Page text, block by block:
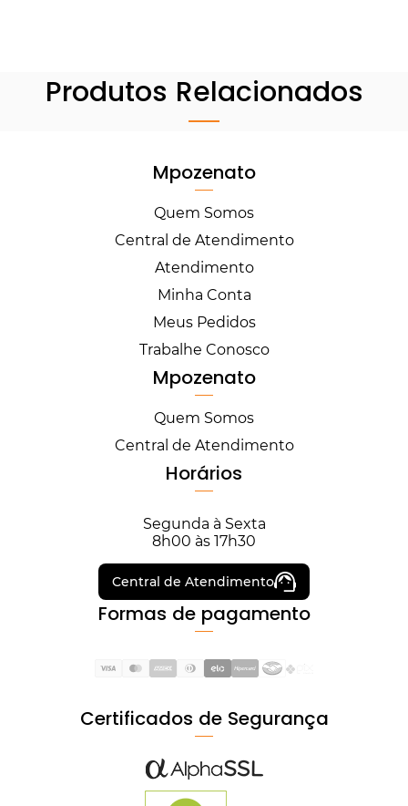
Produtos Relacionados
Mpozenato
Quem Somos
Central de Atendimento
Atendimento
Minha Conta
Meus Pedidos
Trabalhe Conosco
Mpozenato
Quem Somos
Central de Atendimento
Horários
Segunda à Sexta
8h00 às 17h30
Central de Atendimento
Formas de pagamento
Certificados de Segurança